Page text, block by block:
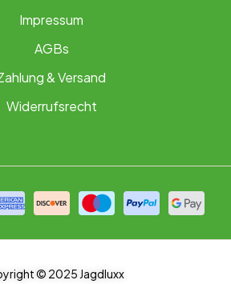
Impressum
AGBs
& Versand
Widerrufsrecht
© 2025 Jagdluxx